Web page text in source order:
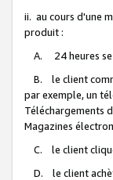
ii. au cours d'une
produit :
A. 24 heures se
B. le client
par exemple, un
Téléchargements
Magazines
C. le client
D. le client